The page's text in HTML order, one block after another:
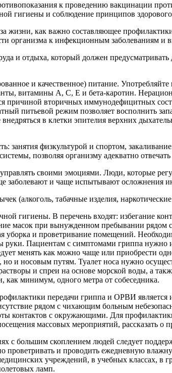
к проведению вакцинации
гигиены и соблюдение принципов
жизни, как важно составляющее
организма к инфекционным заболеваниям и
и отдыха, который должен предусматривать
и качественное) питание.
витамины А, С, Е и бета-каротин.
причиной вторичных иммунодефицитных
питьевой режим позволяет восполнить
в клетки эпителия верхних
занятия физкультурой и спортом,
позволяя организму адекватно
своими эмоциями. Люди, которые
заболевают и чаще испытывают осложнения
(алкоголь, табачные изделия, наркотические
гигиены. В перечень входят: избегание
масок при вынужденном пребывании рядом
уборка и проветривание помещений.
Пациентам с симптомами гриппа нужно
менять как можно чаще или приобрести
но и носовым путям. Туалет носа нужно
и спреи на основе морской воды, а
как минимум, одного метра от собеседника.
передачи гриппа и ОРВИ является
рядом с чихающим больным
контактов с окружающими. Для
массовых мероприятий, рассказать о
с большим скоплением людей следует
проветривать и проводить ежедневную
учреждений, в учебных классах, в
ламп.